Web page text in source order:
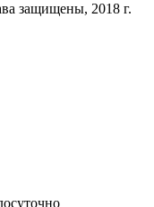
защищены, 2018 г.